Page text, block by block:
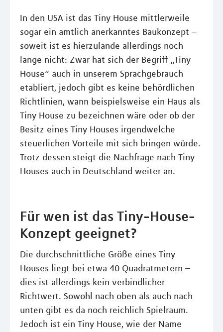
In den USA ist das Tiny House mittlerweile
sogar ein amtlich anerkanntes Baukonzept –
soweit ist es hierzulande allerdings noch
lange nicht: Zwar hat sich der Begriff „Tiny
House“ auch in unserem Sprachgebrauch
etabliert, jedoch gibt es keine behördlichen
Richtlinien, wann beispielsweise ein Haus als
Tiny House zu bezeichnen wäre oder ob der
Besitz eines Tiny Houses irgendwelche
steuerlichen Vorteile mit sich bringen würde.
Trotz dessen steigt die Nachfrage nach Tiny
Houses auch in Deutschland weiter an.
Für wen ist das Tiny-House-
Konzept geeignet?
Die durchschnittliche Größe eines Tiny
Houses liegt bei etwa 40 Quadratmetern –
dies ist allerdings kein verbindlicher
Richtwert. Sowohl nach oben als auch nach
unten gibt es da noch reichlich Spielraum.
Jedoch ist ein Tiny House, wie der Name